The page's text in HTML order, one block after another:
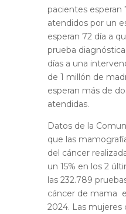
pacientes esperan
atendidos por un
esperan 72 día a
prueba
días a una
de 1 millón de
esperan más de
atendidas.
Datos de la
que las
del cáncer
un 15% en los 2
las 232.789
cáncer de mama
2024. Las mujeres